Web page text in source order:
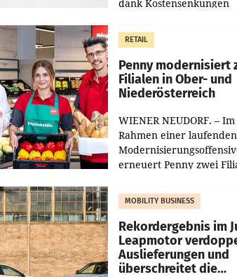
dank Kostensenkungen
gemacht und die
Markterwartung deutlich
übertroffen.
RETAIL
Penny modernisiert
Filialen in Ober- und
Niederösterreich
WIENER NEUDORF. – Im
Rahmen einer laufenden
erneuert Penny zwei
Die beiden Standorte
Haag sowie im rund
MOBILITY BUSINESS
Rekordergebnis im
Leapmotor
Auslieferungen und
überschreitet die